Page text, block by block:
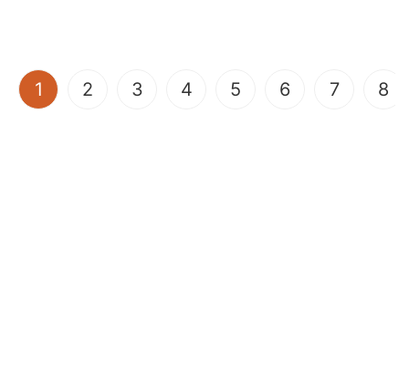
1 (current)
2 3 4 5 6 7 8